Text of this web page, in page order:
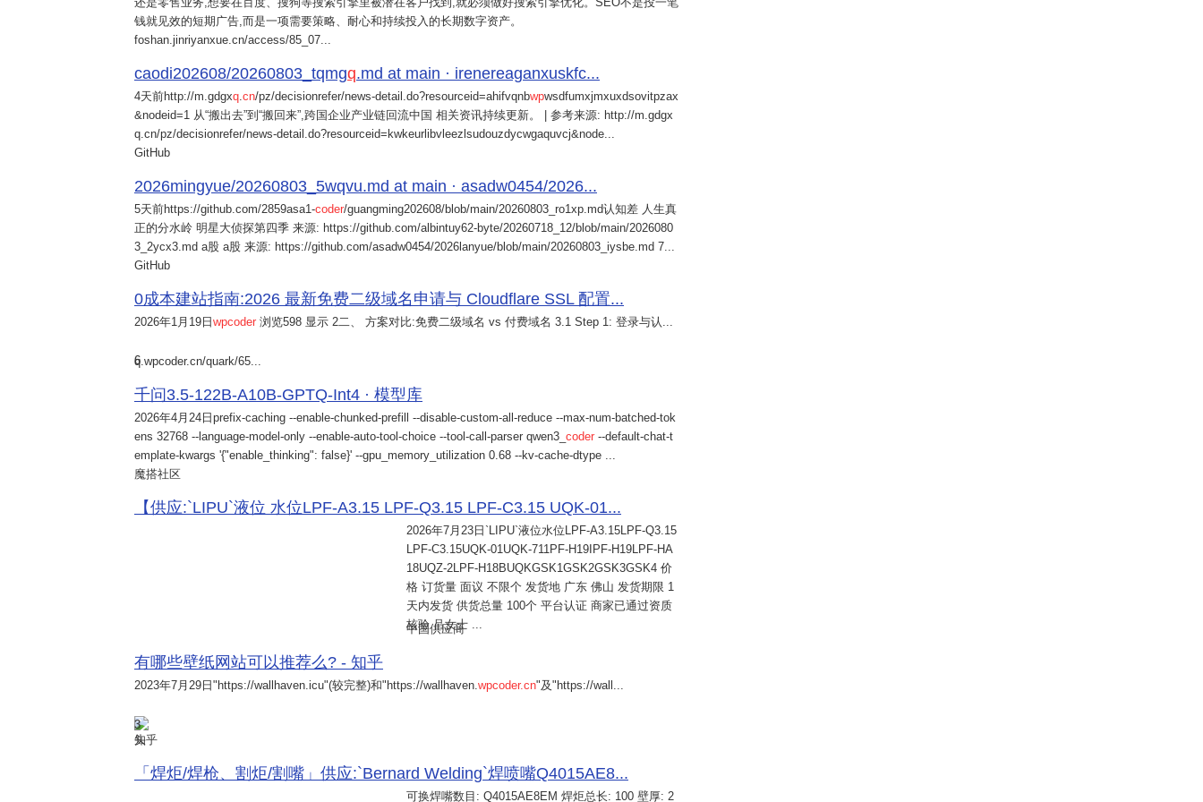
钱就见效的短期广告,而是一项需要策略、耐心和持续投入的长期数字资产。
foshan.jinriyanxue.cn/access/85_07...
caodi202608/20260803_tqmgq.md at main · irenereaganxuskfc...
4天前http://m.gdgxq cn/pz/decisionrefer/news-detail.do?resourceid=ahifvqnbwpwsdfumxjmxuxdsovitpzax
&nodeid=1 从“搬出去”到“搬回来”,跨国企业产业链回流中国 相关资讯持续更新。 | 参考来源: http://m.gdgx
q.cn/pz/decisionrefer/news-detail.do?resourceid=kwkeurlibvleezlsudouzdycwgaquvcj&node...
GitHub
2026mingyue/20260803_5wqvu.md at main · asadw0454/2026...
5天前https://github.com/2859asa1-coder/guangming202608/blob/main/20260803_ro1xp.md认知差 人生真
正的分水岭 明星大侦探第四季 来源: https://github.com/albintuy62-byte/20260718_12/blob/main/2026080
3_2ycx3.md a股 a股 来源: https://github.com/asadw0454/2026lanyue/blob/main/20260803_iysbe.md 7...
GitHub
0成本建站指南:2026 最新免费二级域名申请与 Cloudflare SSL 配置...
2026年1月19日wpcoder 浏览598 显示 2二、 方案对比:免费二级域名 vs 付费域名 3.1 Step 1: 登录与认...
6
q.wpcoder.cn/quark/65...
千问3.5-122B-A10B-GPTQ-Int4 · 模型库
2026年4月24日 prefix-caching --enable-chunked-prefill --disable-custom-all-reduce --max-num-batched-tok
ens 32768 --language-model-only --enable-auto-tool-choice --tool-call-parser qwen3_ coder --default-chat-t
emplate-kwargs '{"enable_thinking": false}' --gpu_memory_utilization 0.68 --kv-cache-dtype ...
魔搭社区
【供应:`LIPU`液位 水位LPF-A3.15 LPF-Q3.15 LPF-C3.15 UQK-01...
2026年7月23日 `LIPU`液位水位LPF-A3.15LPF-Q3.15
LPF-C3.15UQK-01UQK-711PF-H19IPF-H19LPF-HA
18UQZ-2LPF-H18BUQKGSK1GSK2GSK3GSK4 价
格 订货量 面议 不限个 发货地 广东 佛山 发货期限 1
天内发货 供货总量 100个 平台认证 商家已通过资质
核验 吕女士 ...
中国供应商
有哪些壁纸网站可以推荐么? - 知乎
2023年7月29日 "https://wallhaven.icu"(较完整)和"https://wallhaven.wpcoder.cn"及"https://wall...
3
知乎
「焊炬/焊枪、割炬/割嘴」供应:`Bernard Welding`焊喷嘴Q4015AE8...
可换焊嘴数目: Q4015AE8EM 焊炬总长: 100 壁厚: 2